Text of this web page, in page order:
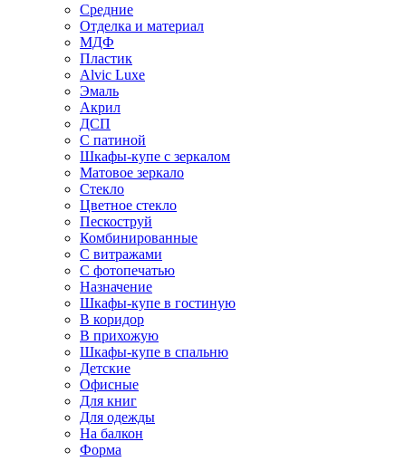
Средние
Отделка и материал
МДФ
Пластик
Alvic Luxe
Эмаль
Акрил
ДСП
С патиной
Шкафы-купе с зеркалом
Матовое зеркало
Стекло
Цветное стекло
Пескоструй
Комбинированные
С витражами
С фотопечатью
Назначение
Шкафы-купе в гостиную
В коридор
В прихожую
Шкафы-купе в спальню
Детские
Офисные
Для книг
Для одежды
На балкон
Форма